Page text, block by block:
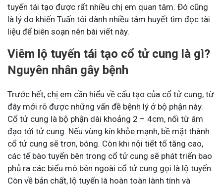
tuyến tái tạo được rất nhiều chị em quan tâm. Đó cũng
là lý do khiến Tuấn tôi dành nhiều tâm huyết tìm đọc tài
liệu để biên soạn nên bài viết này.
Viêm lộ tuyến tái tạo cổ tử cung là gì?
Nguyên nhân gây bệnh
Trước hết, chị em cần hiểu về cấu tạo của cổ tử cung, từ
đây mới rõ được những vấn đề bệnh lý ở bộ phận này.
Cổ tử cung là bộ phận dài khoảng 2 – 4cm, nối từ âm
đạo tới tử cung. Nếu vùng kín khỏe mạnh, bề mặt thành
cổ tử cung sẽ trơn, bóng. Còn khi nội tiết tố tăng cao,
các tế bào tuyến bên trong cổ tử cung sẽ phát triển bao
phủ ra các biểu mô bên ngoài cổ tử cung gọi là lộ tuyến.
Còn về bản chất, lộ tuyến là hoàn toàn lành tính và